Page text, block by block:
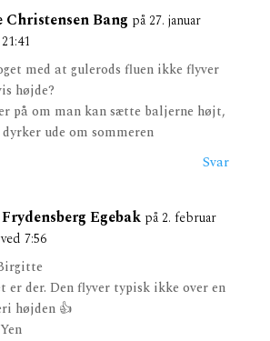
Bang på 27. januar
med at gulerods fluen ikke flyver
højde?
på om man kan sætte baljerne højt,
ude om sommeren
Svar
Egebak på 2. februar
7:56
er der. Den flyver typisk ikke over en
højden 👍